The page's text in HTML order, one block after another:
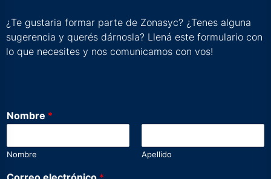
¿Te gustaria formar parte de Zonasyc? ¿Tenes alguna
sugerencia y querés dárnosla? Llená este formulario con
lo que necesites y nos comunicamos con vos!
*
*
u
Nombre *
Nombre Apellido